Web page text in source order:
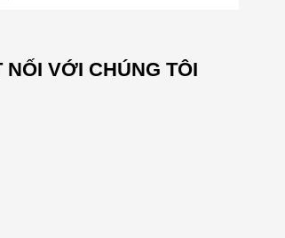
NỐI VỚI CHÚNG TÔI